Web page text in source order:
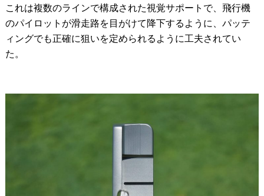
これは複数のラインで構成された視覚サポートで、飛行機
のパイロットが滑走路を目がけて降下するように、パッテ
ィングでも正確に狙いを定められるように工夫されてい
た。